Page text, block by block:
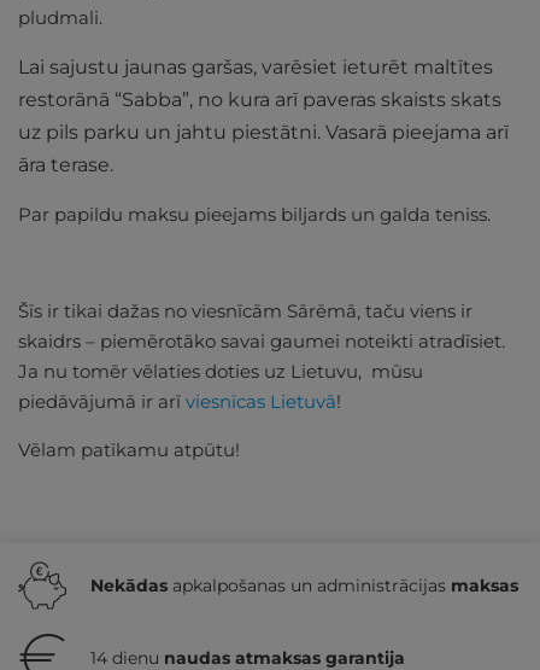
pludmali.
Lai sajustu jaunas garšas, varēsiet ieturēt maltītes
restorānā “Sabba”, no kura arī paveras skaists skats
uz pils parku un jahtu piestātni. Vasarā pieejama arī
āra terase.
Par papildu maksu pieejams biljards un galda teniss.
Šīs ir tikai dažas no viesnīcām Sārēmā, taču viens ir
skaidrs – piemērotāko savai gaumei noteikti atradīsiet.
Ja nu tomēr vēlaties doties uz Lietuvu, mūsu
piedāvājumā ir arī viesnīcas Lietuvā!
Vēlam patīkamu atpūtu!
Nekādas apkalpošanas un administrācijas maksas
14 dienu naudas atmaksas garantija